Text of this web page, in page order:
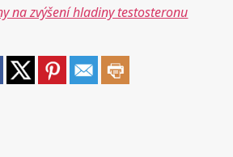
na zvýšení hladiny testosteronu